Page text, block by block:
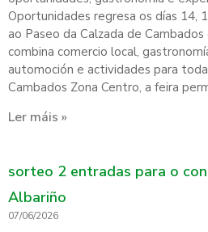
Oportunidades regresa os días 14,
ao Paseo da Calzada de
combina comercio local,
automoción e actividades para
Cambados Zona Centro, a feira
Ler máis »
sorteo 2 entradas para o
Albariño
07/06/2026